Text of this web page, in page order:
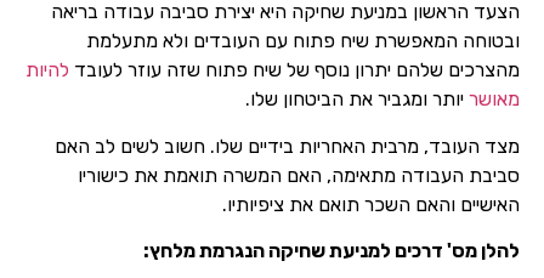
הצעד הראשון במניעת שחיקה היא יצירת סביבה עבודה בריאה
ובטוחה המאפשרת שיח פתוח עם העובדים ולא מתעלמת
מהצרכים שלהם יתרון נוסף של שיח פתוח שזה עוזר לעובד להיות
מאושר יותר ומגביר את הביטחון שלו.
מצד העובד, מרבית האחריות בידיים שלו. חשוב לשים לב האם
סביבת העבודה מתאימה, האם המשרה תואמת את כישוריו
האישיים והאם השכר תואם את ציפיותיו.
להלן מס' דרכים למניעת שחיקה הנגרמת מלחץ: